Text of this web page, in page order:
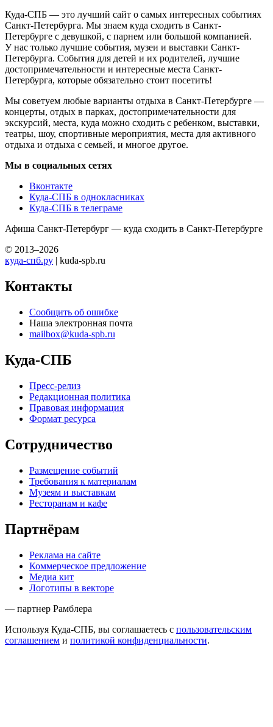
Куда-СПБ — это лучший сайт о самых интересных событиях
Санкт-Петербурга. Мы знаем куда сходить в Санкт-
Петербурге с девушкой, с парнем или большой компанией.
У нас только лучшие события, музеи и выставки Санкт-
Петербурга. События для детей и их родителей, лучшие
достопримечательности и интересные места Санкт-
Петербурга, которые обязательно стоит посетить!
Мы советуем любые варианты отдыха в Санкт-Петербурге —
концерты, отдых в парках, достопримечательности для
экскурсий, места, куда можно сходить с ребенком, выставки,
театры, шоу, спортивные мероприятия, места для активного
отдыха и отдыха с семьей, и многое другое.
Мы в социальных сетях
Вконтакте
Куда-СПБ в однокласниках
Куда-СПБ в телеграме
Афиша Санкт-Петербург — куда сходить в Санкт-Петербурге
© 2013–2026
куда-спб.ру | kuda-spb.ru
Контакты
Сообщить об ошибке
Наша электронная почта
mailbox@kuda-spb.ru
Куда-СПБ
Пресс-релиз
Редакционная политика
Правовая информация
Формат ресурса
Сотрудничество
Размещение событий
Требования к материалам
Музеям и выставкам
Ресторанам и кафе
Партнёрам
Реклама на сайте
Коммерческое предложение
Медиа кит
Логотипы в векторе
— партнер Рамблера
Используя Куда-СПБ, вы соглашаетесь с пользовательским
соглашением и политикой конфиденциальности.